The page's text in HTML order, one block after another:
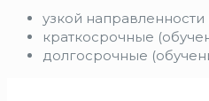
узкой
краткосрочные
долгосрочные